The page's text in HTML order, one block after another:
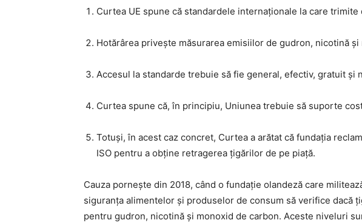
Curtea UE spune că standardele internaționale la care
Hotărârea privește măsurarea emisiilor de gudron, nicotină
Accesul la standarde trebuie să fie general, efectiv, gratuit și
Curtea spune că, în principiu, Uniunea trebuie să suporte
Totuși, în acest caz concret, Curtea a arătat că fundația
ISO pentru a obține retragerea țigărilor de pe piață.
Cauza pornește din 2018, când o fundație olandeză care
siguranța alimentelor și produselor de consum să verifice
pentru gudron, nicotină și monoxid de carbon. Aceste niveluri